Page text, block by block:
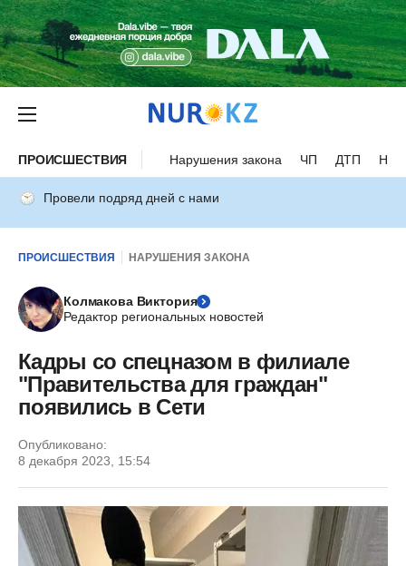
ПРОИСШЕСТВИЯ Нарушения закона ЧП ДТП
Провели подряд дней с нами
ПРОИСШЕСТВИЯ НАРУШЕНИЯ ЗАКОНА
Колмакова Виктория
Редактор региональных новостей
Кадры со спецназом в филиале
"Правительства для граждан"
появились в Сети
Опубликовано:
8 декабря 2023, 15:54